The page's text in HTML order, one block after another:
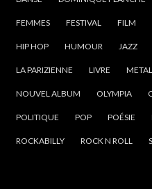
FEMMES FESTIVAL FILM
HIP HOP HUMOUR JAZZ
LA PARIZIENNE LIVRE METAL
NOUVEL ALBUM OLYMPIA
POLITIQUE POP POÉSIE
ROCKABILLY ROCK N ROLL